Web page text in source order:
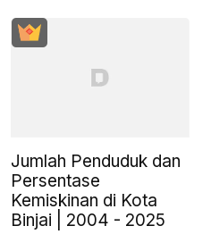
Jumlah Penduduk dan
Persentase
Kemiskinan di Kota
Binjai | 2004 - 2025